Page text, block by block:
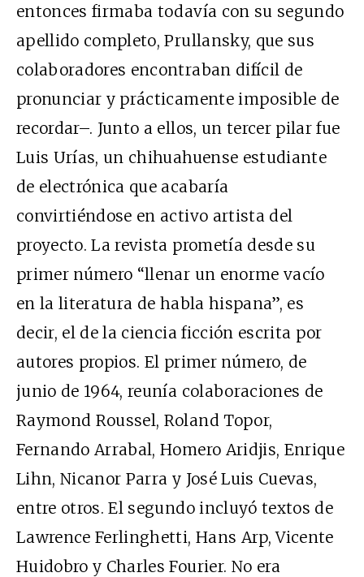
entonces firmaba todavía con su segundo
apellido completo, Prullansky, que sus
colaboradores encontraban difícil de
pronunciar y prácticamente imposible de
recordar–. Junto a ellos, un tercer pilar fue
Luis Urías, un chihuahuense estudiante
de electrónica que acabaría
convirtiéndose en activo artista del
proyecto. La revista prometía desde su
primer número “llenar un enorme vacío
en la literatura de habla hispana”, es
decir, el de la ciencia ficción escrita por
autores propios. El primer número, de
junio de 1964, reunía colaboraciones de
Raymond Roussel, Roland Topor,
Fernando Arrabal, Homero Aridjis, Enrique
Lihn, Nicanor Parra y José Luis Cuevas,
entre otros. El segundo incluyó textos de
Lawrence Ferlinghetti, Hans Arp, Vicente
Huidobro y Charles Fourier. No era